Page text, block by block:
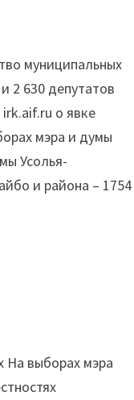
муниципальных
2 630 депутатов
о явке
мэра и думы
Усолья-
и района – 1754
На выборах мэра